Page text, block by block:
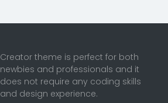
Creator theme is perfect for both
newbies and professionals and it
does not require any coding skills
and design experience.